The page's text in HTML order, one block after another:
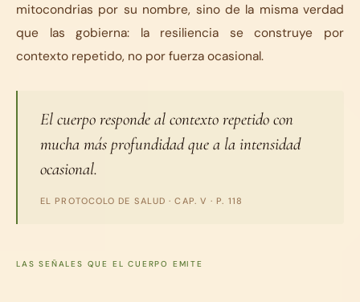
mitocondrias por su nombre, sino de la misma verdad
que las gobierna: la resiliencia se construye por
contexto repetido, no por fuerza ocasional.
El cuerpo responde al contexto repetido con
mucha más profundidad que a la intensidad
ocasional.
EL PROTOCOLO DE SALUD · CAP. V · P. 118
LAS SEÑALES QUE EL CUERPO EMITE